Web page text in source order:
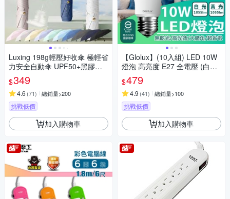
Luxing 198g輕壓好收傘 極輕省
力安全自動傘 UPF50+黑膠防
曬陽傘 折疊傘晴雨傘口袋傘 迷
你輕量傘
$349
4.6 (71) 總銷量>200
挑戰低價
加入購物車
【Glolux】(10入組) LED 10W
燈泡 高亮度 E27 全電壓 (白光/
黃光任選)
$479
4.9 (41) 總銷量>100
挑戰低價
加入購物車